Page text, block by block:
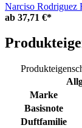
Narciso Rodriguez
ab 37,71 €*
Marke
Basisnote
Duftfamilie